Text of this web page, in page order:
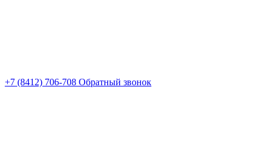
+7 (8412) 706-708 Обратный звонок